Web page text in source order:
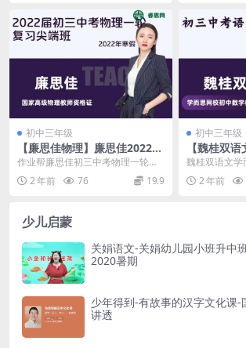
初中三年级
【廉思佳物理】廉思佳2022届
初三中考物理一轮复习尖端班-
作业帮廉思佳初三中考物理一轮复
习课程，本课程大小31.60GB，包
含MP4/PD...
2 年前 76 19.9
初中三年级
【魏桂双
三中考语文
魏桂双语文学
3.64GB，VIP
转存下载。此
2 年前
少儿启蒙
关娟语文-关娟幼儿园小班升中
2020暑期
少年得到-有故事的汉字文化课-
讲透